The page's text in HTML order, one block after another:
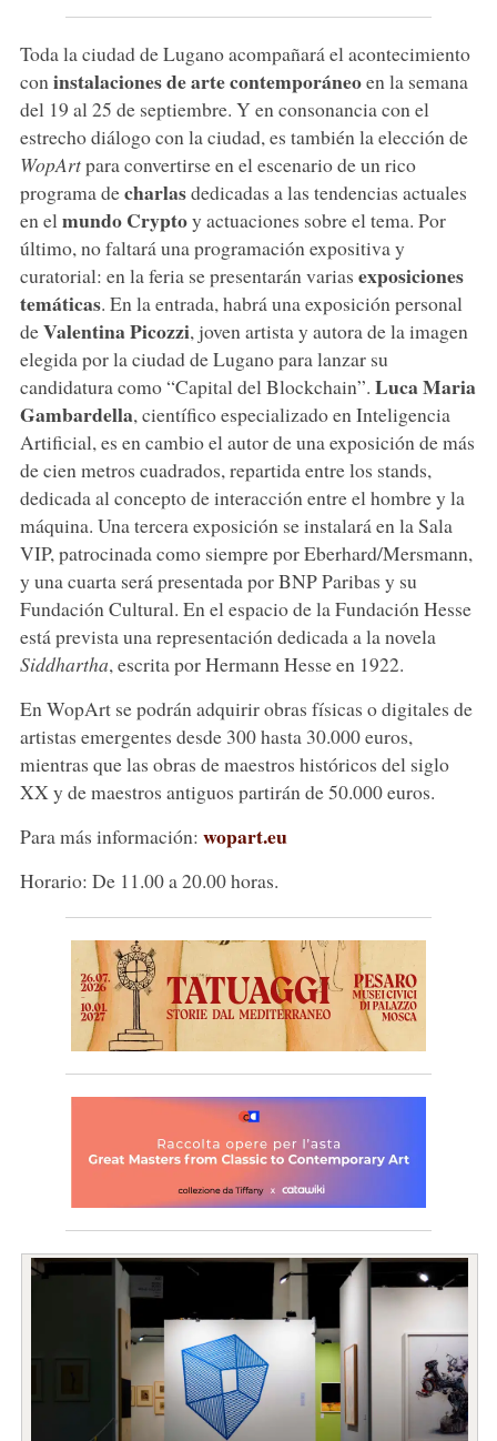
Toda la ciudad de Lugano acompañará el acontecimiento
con instalaciones de arte contemporáneoen la semana
del 19 al 25 de septiembre. Y en consonancia con el
estrecho diálogo con la ciudad, es también la elección de
WopArtpara convertirse en el escenario de un rico
programa decharlasdedicadas a las tendencias actuales
en el mundo Cryptoy actuaciones sobre el tema. Por
último, no faltará una programación expositiva y
curatorial: en la feria se presentarán varias exposiciones
temáticas. En la entrada, habrá una exposición personal
deValentina Picozzi, joven artista y autora de la imagen
elegida por la ciudad de Lugano para lanzar su
candidatura como “Capital del Blockchain”. Luca Maria
Gambardella, científico especializado en Inteligencia
Artificial, es en cambio el autor de una exposición de más
de cien metros cuadrados, repartida entre los stands,
dedicada al concepto de interacción entre el hombre y la
máquina. Una tercera exposición se instalará en la Sala
VIP, patrocinada como siempre por Eberhard/Mersmann,
y una cuarta será presentada por BNP Paribas y su
Fundación Cultural. En el espacio de la Fundación Hesse
está prevista una representación dedicada a la novela
Siddhartha, escrita por Hermann Hesse en 1922.
En WopArt se podrán adquirir obras físicas o digitales de
artistas emergentes desde 300 hasta 30.000 euros,
mientras que las obras de maestros históricos del siglo
XX y de maestros antiguos partirán de 50.000 euros.
Para más información: wopart.eu
Horario: De 11.00 a 20.00 horas.